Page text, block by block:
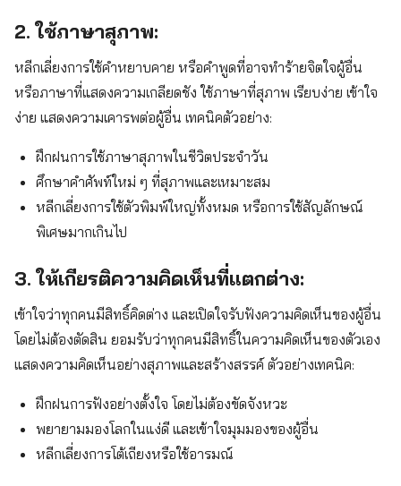
2. ใช้ภาษาสุภาพ:
หลีกเลี่ยงการใช้คำหยาบคาย หรือคำพูดที่อาจทำร้ายจิตใจผู้อื่น
หรือภาษาที่แสดงความเกลียดชัง ใช้ภาษาที่สุภาพ เรียบง่าย เข้าใจ
ง่าย แสดงความเคารพต่อผู้อื่น เทคนิคตัวอย่าง:
ฝึกฝนการใช้ภาษาสุภาพในชีวิตประจำวัน
ศึกษาคำศัพท์ใหม่ ๆ ที่สุภาพและเหมาะสม
หลีกเลี่ยงการใช้ตัวพิมพ์ใหญ่ทั้งหมด หรือการใช้สัญลักษณ์
พิเศษมากเกินไป
3. ให้เกียรติความคิดเห็นที่แตกต่าง:
เข้าใจว่าทุกคนมีสิทธิ์คิดต่าง และเปิดใจรับฟังความคิดเห็นของผู้อื่น
โดยไม่ต้องตัดสิน ยอมรับว่าทุกคนมีสิทธิ์ในความคิดเห็นของตัวเอง
แสดงความคิดเห็นอย่างสุภาพและสร้างสรรค์ ตัวอย่างเทคนิค:
ฝึกฝนการฟังอย่างตั้งใจ โดยไม่ต้องขัดจังหวะ
พยายามมองโลกในแง่ดี และเข้าใจมุมมองของผู้อื่น
หลีกเลี่ยงการโต้เถียงหรือใช้อารมณ์